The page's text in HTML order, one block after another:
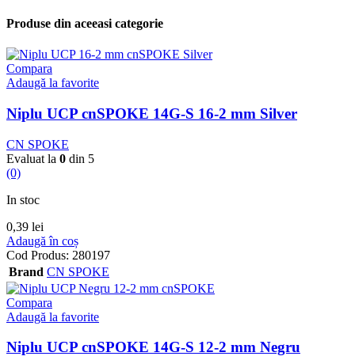
Produse din aceeasi categorie
Compara
Adaugă la favorite
Niplu UCP cnSPOKE 14G-S 16-2 mm Silver
CN SPOKE
Evaluat la 0 din 5
(0)
In stoc
0,39 lei
Adaugă în coș
Cod Produs: 280197
Brand CN SPOKE
Compara
Adaugă la favorite
Niplu UCP cnSPOKE 14G-S 12-2 mm Negru